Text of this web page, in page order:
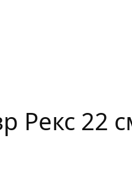
Рекс 22